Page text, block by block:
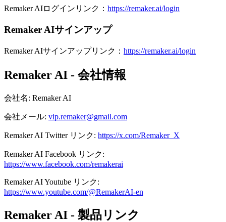
Remaker AIログインリンク： https://remaker.ai/login
Remaker AIサインアップ
Remaker AIサインアップリンク： https://remaker.ai/login
Remaker AI - 会社情報
会社名: Remaker AI
会社メール: vip.remaker@gmail.com
Remaker AI Twitter リンク: https://x.com/Remaker_X
Remaker AI Facebook リンク:
https://www.facebook.com/remakerai
Remaker AIYoutube リンク:
https://www.youtube.com/@RemakerAI-en
Remaker AI - 製品リンク